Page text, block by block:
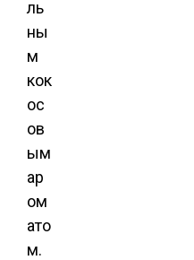
ль
ны
м
кок
ос
ов
ым
ар
ом
ато
м.